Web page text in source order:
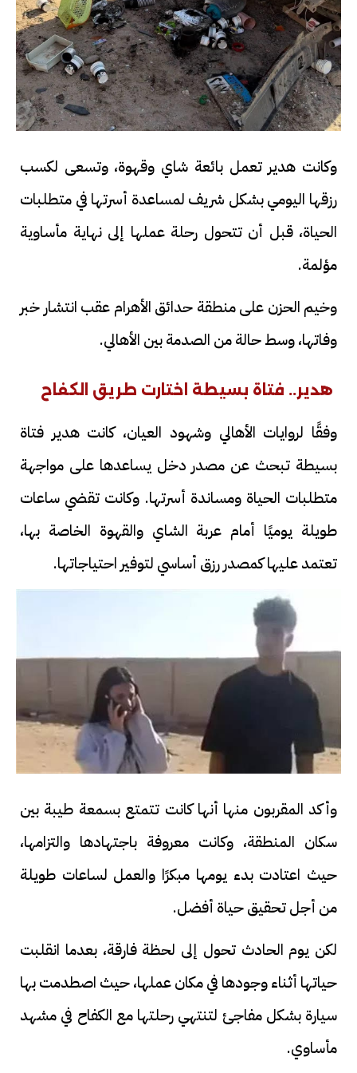
وكانت هدير تعمل بائعة شاي وقهوة، وتسعى لكسب
رزقها اليومي بشكل شريف لمساعدة أسرتها في متطلبات
الحياة، قبل أن تتحول رحلة عملها إلى نهاية مأساوية
مؤلمة.
وخيم الحزن على منطقة حدائق الأهرام عقب انتشار خبر
وفاتها، وسط حالة من الصدمة بين الأهالي.
هدير.. فتاة بسيطة اختارت طريق الكفاح
وفقًا لروايات الأهالي وشهود العيان، كانت هدير فتاة
بسيطة تبحث عن مصدر دخل يساعدها على مواجهة
متطلبات الحياة ومساندة أسرتها. وكانت تقضي ساعات
طويلة يوميًا أمام عربة الشاي والقهوة الخاصة بها،
تعتمد عليها كمصدر رزق أساسي لتوفير احتياجاتها.
وأكد المقربون منها أنها كانت تتمتع بسمعة طيبة بين
سكان المنطقة، وكانت معروفة باجتهادها والتزامها،
حيث اعتادت بدء يومها مبكرًا والعمل لساعات طويلة
من أجل تحقيق حياة أفضل.
لكن يوم الحادث تحول إلى لحظة فارقة، بعدما انقلبت
حياتها أثناء وجودها في مكان عملها، حيث اصطدمت بها
سيارة بشكل مفاجئ لتنتهي رحلتها مع الكفاح في مشهد
مأساوي.